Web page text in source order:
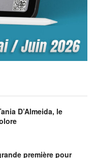
D’Almeida, le
première pour